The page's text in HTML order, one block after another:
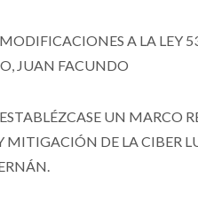
A LA LEY
JUAN FACUNDO
UN MARCO
MITIGACIÓN DE LA CIBER